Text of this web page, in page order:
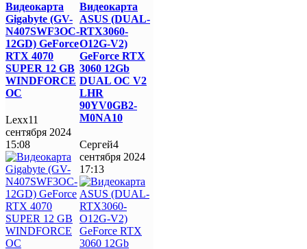
Видеокарта
Gigabyte (GV-
N407SWF3OC-
12GD) GeForce
RTX 4070
SUPER 12 GB
WINDFORCE
OC
Lexx11
сентября 2024
15:08
Видеокарта
ASUS (DUAL-
RTX3060-
O12G-V2)
GeForce RTX
3060 12Gb
DUAL OC V2
LHR
90YV0GB2-
M0NA10
Сергей4
сентября 2024
17:13